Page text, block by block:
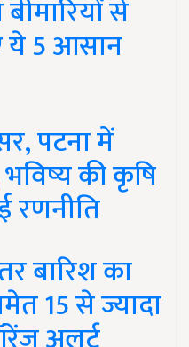
से
ये 5 आसान
पटना में
की कृषि
रणनीति
बारिश का
15 से ज्यादा